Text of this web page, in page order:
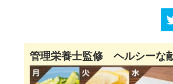
管理栄養士監修 ヘルシーな